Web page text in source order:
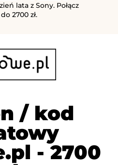
lata z Sony. Połącz
2700 zł.
/ kod
- 2700